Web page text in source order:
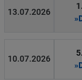
13.07.2026
10.07.2026